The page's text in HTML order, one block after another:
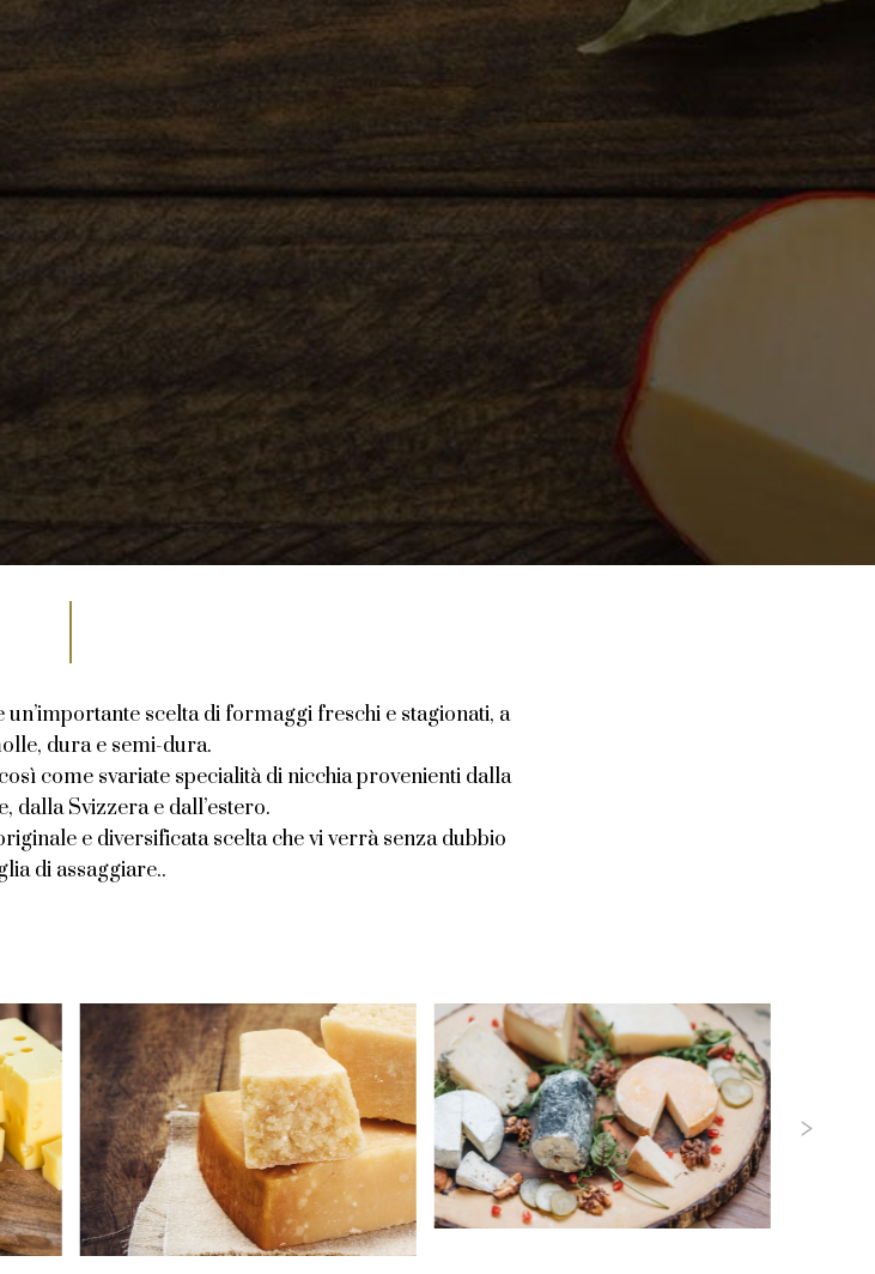
scelta di formaggi freschi e stagionati, a
dura e semi-dura.
come svariate specialità di nicchia provenienti dalla
dalla Svizzera e dall’estero.
e diversificata scelta che vi verrà senza dubbio
di assaggiare..